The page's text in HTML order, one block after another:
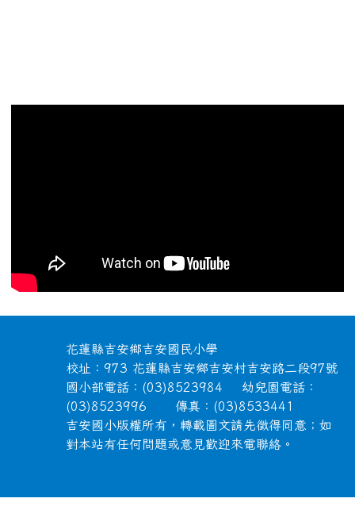
頁尾區域內容
花蓮縣吉安鄉吉安國民小學
校址：973 花蓮縣吉安鄉吉安村吉安路二段97號
國小部電話：(03)8523984 幼兒園電話：
(03)8523996 傳真：(03)8533441
吉安國小版權所有，轉載圖文請先徵得同意；如
對本站有任何問題或意見歡迎來電聯絡。